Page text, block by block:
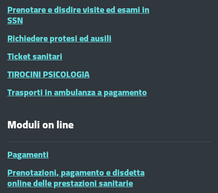
Prenotare e disdire visite ed esami in
SSN
Richiedere protesi ed ausili
Ticket sanitari
TIROCINI PSICOLOGIA
Trasporti in ambulanza a pagamento
Moduli on line
Pagamenti
Prenotazioni, pagamento e disdetta
online delle prestazioni sanitarie